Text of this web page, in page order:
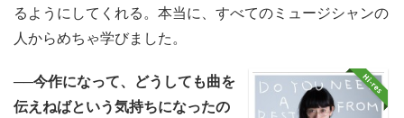
るようにしてくれる。本当に、すべてのミュージシャンの
人からめちゃ学びました。
──今作になって、どうしても曲を
伝えねばという気持ちになったの